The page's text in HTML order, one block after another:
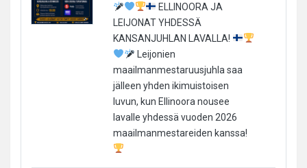
ELLINOORA JA
LEIJONAT YHDESSÄ
KANSANJUHLAN LAVALLA!
Leijonien
maailmanmestaruusjuhla saa
jälleen yhden ikimuistoisen
luvun, kun Ellinoora nousee
lavalle yhdessä vuoden 2026
maailmanmestareiden kanssa!